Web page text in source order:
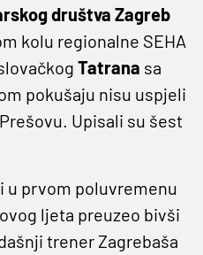
društva Zagreb
kolu regionalne SEHA
Tatrana sa
pokušaju nisu uspjeli
Upisali su šest
u prvom poluvremenu
ljeta preuzeo bivši
trener Zagrebaša